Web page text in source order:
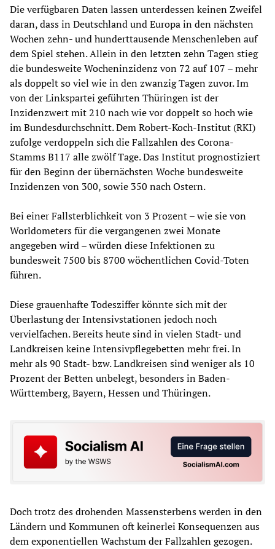
Die verfügbaren Daten lassen unterdessen keinen Zweifel
daran, dass in Deutschland und Europa in den nächsten
Wochen zehn- und hunderttausende Menschenleben auf
dem Spiel stehen. Allein in den letzten zehn Tagen stieg
die bundesweite Wocheninzidenz von 72 auf 107 – mehr
als doppelt so viel wie in den zwanzig Tagen zuvor. Im
von der Linkspartei geführten Thüringen ist der
Inzidenzwert mit 210 nach wie vor doppelt so hoch wie
im Bundesdurchschnitt. Dem Robert-Koch-Institut (RKI)
zufolge verdoppeln sich die Fallzahlen des Corona-
Stamms B117 alle zwölf Tage. Das Institut prognostiziert
für den Beginn der übernächsten Woche bundesweite
Inzidenzen von 300, sowie 350 nach Ostern.
Bei einer Fallsterblichkeit von 3 Prozent – wie sie von
Worldometers für die vergangenen zwei Monate
angegeben wird – würden diese Infektionen zu
bundesweit 7500 bis 8700 wöchentlichen Covid-Toten
führen.
Diese grauenhafte Todesziffer könnte sich mit der
Überlastung der Intensivstationen jedoch noch
vervielfachen. Bereits heute sind in vielen Stadt- und
Landkreisen keine Intensivpflegebetten mehr frei. In
mehr als 90 Stadt- bzw. Landkreisen sind weniger als 10
Prozent der Betten unbelegt, besonders in Baden-
Württemberg, Bayern, Hessen und Thüringen.
Doch trotz des drohenden Massensterbens werden in den
Ländern und Kommunen oft keinerlei Konsequenzen aus
dem exponentiellen Wachstum der Fallzahlen gezogen.